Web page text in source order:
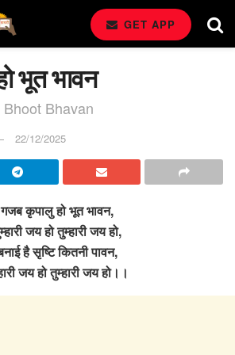
GET APP
भूत भावन
Bhavan
22/12/2025
गजब कृपालु हो भूत भावन,
जय हो तुम्हारी जय हो,
है सृष्टि कितनी पावन,
जय हो तुम्हारी जय हो।।